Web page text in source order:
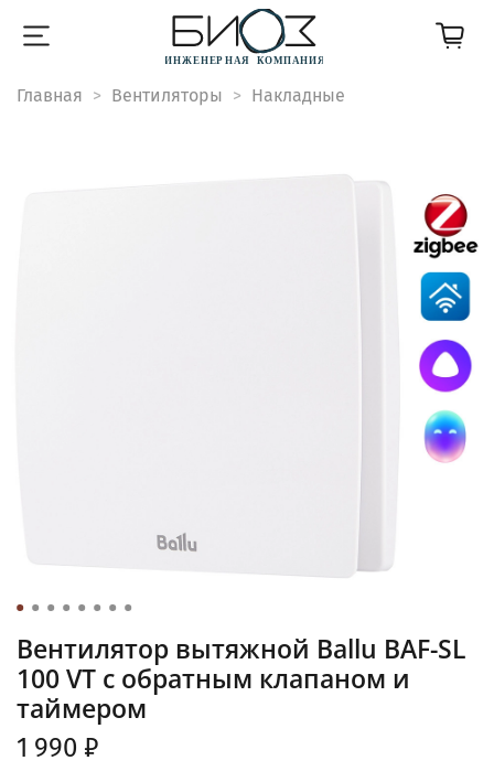
Главная Вентиляторы Накладные
Вентилятор вытяжной Ballu BAF-SL
100 VT с обратным клапаном и
таймером
1 990 ₽